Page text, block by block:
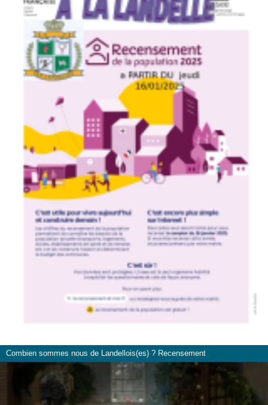
Combien sommes nous de Landellois(es) ? Recensement